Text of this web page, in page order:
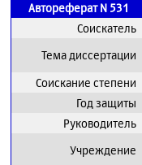
Автореферат N 531
Соискатель
Тема диссертации
Соискание степени
Год защиты
Руководитель
Учреждение